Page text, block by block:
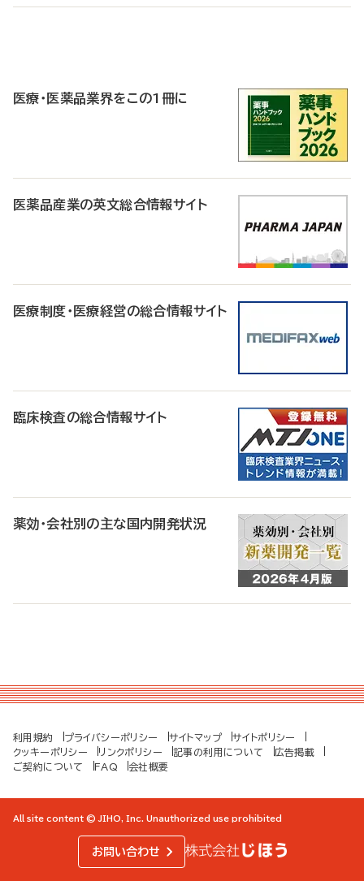
医療・医薬品業界をこの1冊に
医薬品産業の英文総合情報サイト
医療制度・医療経営の総合情報サイト
臨床検査の総合情報サイト
薬効・会社別の主な国内開発状況
利用規約 プライバシーポリシー サイトマップ
サイトポリシー
クッキーポリシー
リンクポリシー 記事の利用について
広告掲載
ご契約について
FAQ 会社概要
All site content © JIHO, Inc. Unauthorized use prohibited
お問い合わせ